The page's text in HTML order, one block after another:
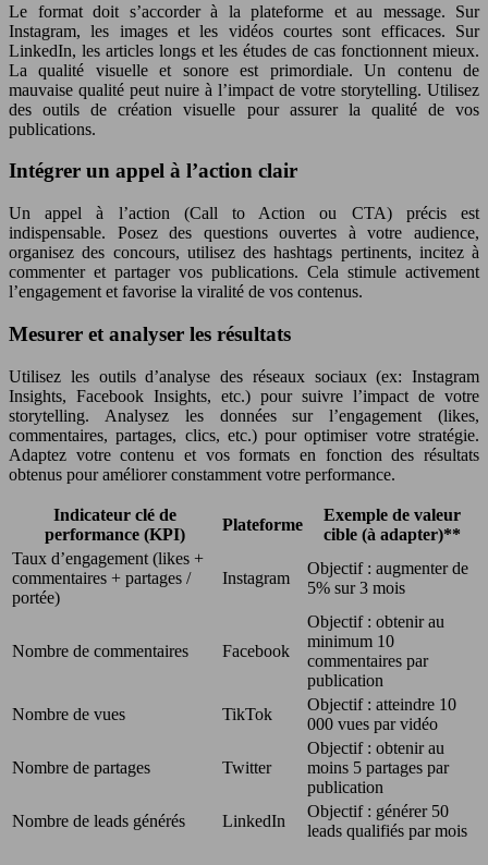
Le format doit s’accorder à la plateforme et au message. Sur
Instagram, les images et les vidéos courtes sont efficaces. Sur
LinkedIn, les articles longs et les études de cas fonctionnent mieux.
La qualité visuelle et sonore est primordiale. Un contenu de
mauvaise qualité peut nuire à l’impact de votre storytelling. Utilisez
des outils de création visuelle pour assurer la qualité de vos
publications.
Intégrer un appel à l’action clair
Un appel à l’action (Call to Action ou CTA) précis est
indispensable. Posez des questions ouvertes à votre audience,
organisez des concours, utilisez des hashtags pertinents, incitez à
commenter et partager vos publications. Cela stimule activement
l’engagement et favorise la viralité de vos contenus.
Mesurer et analyser les résultats
Utilisez les outils d’analyse des réseaux sociaux (ex: Instagram
Insights, Facebook Insights, etc.) pour suivre l’impact de votre
storytelling. Analysez les données sur l’engagement (likes,
commentaires, partages, clics, etc.) pour optimiser votre stratégie.
Adaptez votre contenu et vos formats en fonction des résultats
obtenus pour améliorer constamment votre performance.
Indicateur clé de
performance (KPI)
Plateforme
Exemple de valeur
cible (à adapter)**
Taux d’engagement (likes +
commentaires + partages /
portée)
Instagram
Objectif : augmenter de
5% sur 3 mois
Nombre de commentaires Facebook
Objectif : obtenir au
minimum 10
commentaires par
publication
Nombre de vues
TikTok
Objectif : atteindre 10
000 vues par vidéo
Nombre de partages Twitter
Objectif : obtenir au
moins 5 partages par
publication
Nombre de leads générés
LinkedIn
Objectif : générer 50
leads qualifiés par mois